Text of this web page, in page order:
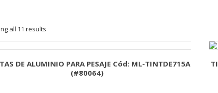
all 11 results
DE ALUMINIO PARA PESAJE Cód: ML-TINTDE715A
(#80064)